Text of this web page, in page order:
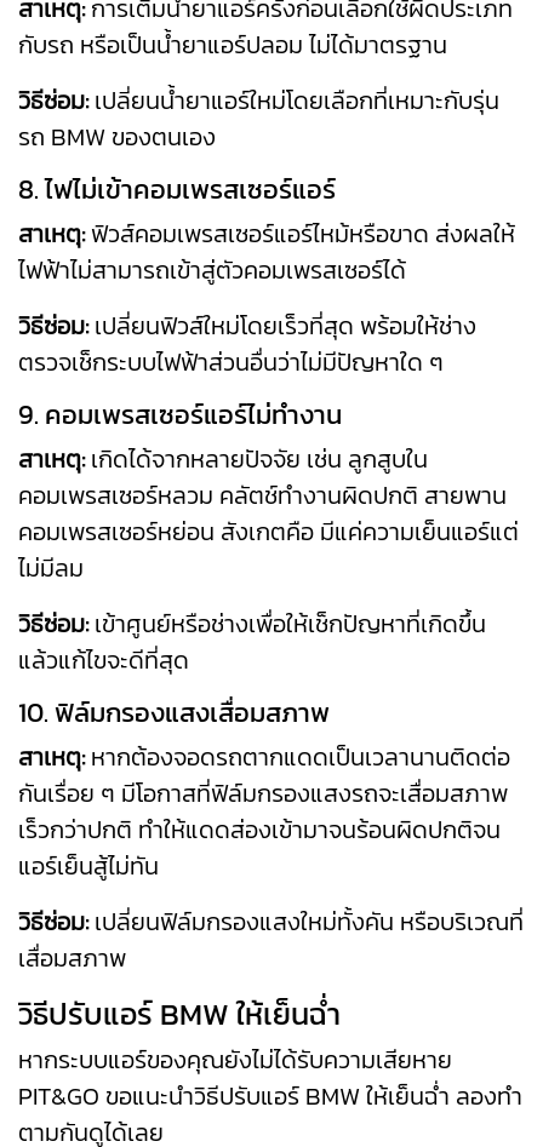
สาเหตุ:การเติมน้ำยาแอร์ครั้งก่อนเลือกใช้ผิดประเภท
กับรถ หรือเป็นน้ำยาแอร์ปลอม ไม่ได้มาตรฐาน
วิธีซ่อม:เปลี่ยนน้ำยาแอร์ใหม่โดยเลือกที่เหมาะกับรุ่น
รถ BMW ของตนเอง
8. ไฟไม่เข้าคอมเพรสเซอร์แอร์
สาเหตุ:ฟิวส์คอมเพรสเซอร์แอร์ไหม้หรือขาด ส่งผลให้
ไฟฟ้าไม่สามารถเข้าสู่ตัวคอมเพรสเซอร์ได้
วิธีซ่อม:เปลี่ยนฟิวส์ใหม่โดยเร็วที่สุด พร้อมให้ช่าง
ตรวจเช็กระบบไฟฟ้าส่วนอื่นว่าไม่มีปัญหาใด ๆ
9. คอมเพรสเซอร์แอร์ไม่ทำงาน
สาเหตุ:เกิดได้จากหลายปัจจัย เช่น ลูกสูบใน
คอมเพรสเซอร์หลวม คลัตช์ทำงานผิดปกติ สายพาน
คอมเพรสเซอร์หย่อน สังเกตคือ มีแค่ความเย็นแอร์แต่
ไม่มีลม
วิธีซ่อม:เข้าศูนย์หรือช่างเพื่อให้เช็กปัญหาที่เกิดขึ้น
แล้วแก้ไขจะดีที่สุด
10. ฟิล์มกรองแสงเสื่อมสภาพ
สาเหตุ:หากต้องจอดรถตากแดดเป็นเวลานานติดต่อ
กันเรื่อย ๆ มีโอกาสที่ฟิล์มกรองแสงรถจะเสื่อมสภาพ
เร็วกว่าปกติ ทำให้แดดส่องเข้ามาจนร้อนผิดปกติจน
แอร์เย็นสู้ไม่ทัน
วิธีซ่อม:เปลี่ยนฟิล์มกรองแสงใหม่ทั้งคัน หรือบริเวณที่
เสื่อมสภาพ
วิธีปรับแอร์ BMW ให้เย็นฉ่ำ
หากระบบแอร์ของคุณยังไม่ได้รับความเสียหาย
PIT&GO ขอแนะนำวิธีปรับแอร์ BMW ให้เย็นฉ่ำ ลองทำ
ตามกันดูได้เลย